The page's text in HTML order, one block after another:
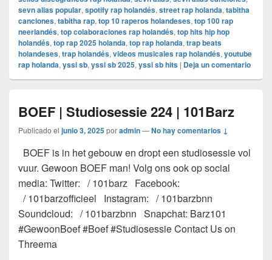
sevn alias popular, spotify rap holandés, street rap holanda, tabitha
canciones, tabitha rap, top 10 raperos holandeses, top 100 rap
neerlandés, top colaboraciones rap holandés, top hits hip hop
holandés, top rap 2025 holanda, top rap holanda, trap beats
holandeses, trap holandés, videos musicales rap holandés, youtube
rap holanda, yssi sb, yssi sb 2025, yssi sb hits | Deja un comentario
BOEF | Studiosessie 224 | 101Barz
Publicado el junio 3, 2025poradmin—No hay comentarios ↓
BOEF is in het gebouw en dropt een studiosessie vol
vuur. Gewoon BOEF man! Volg ons ook op social
media: Twitter: / 101barz Facebook:
/ 101barzofficieel Instagram: / 101barzbnn
Soundcloud: / 101barzbnn Snapchat: Barz101
#GewoonBoef #Boef #Studiosessie Contact Us on
Threema